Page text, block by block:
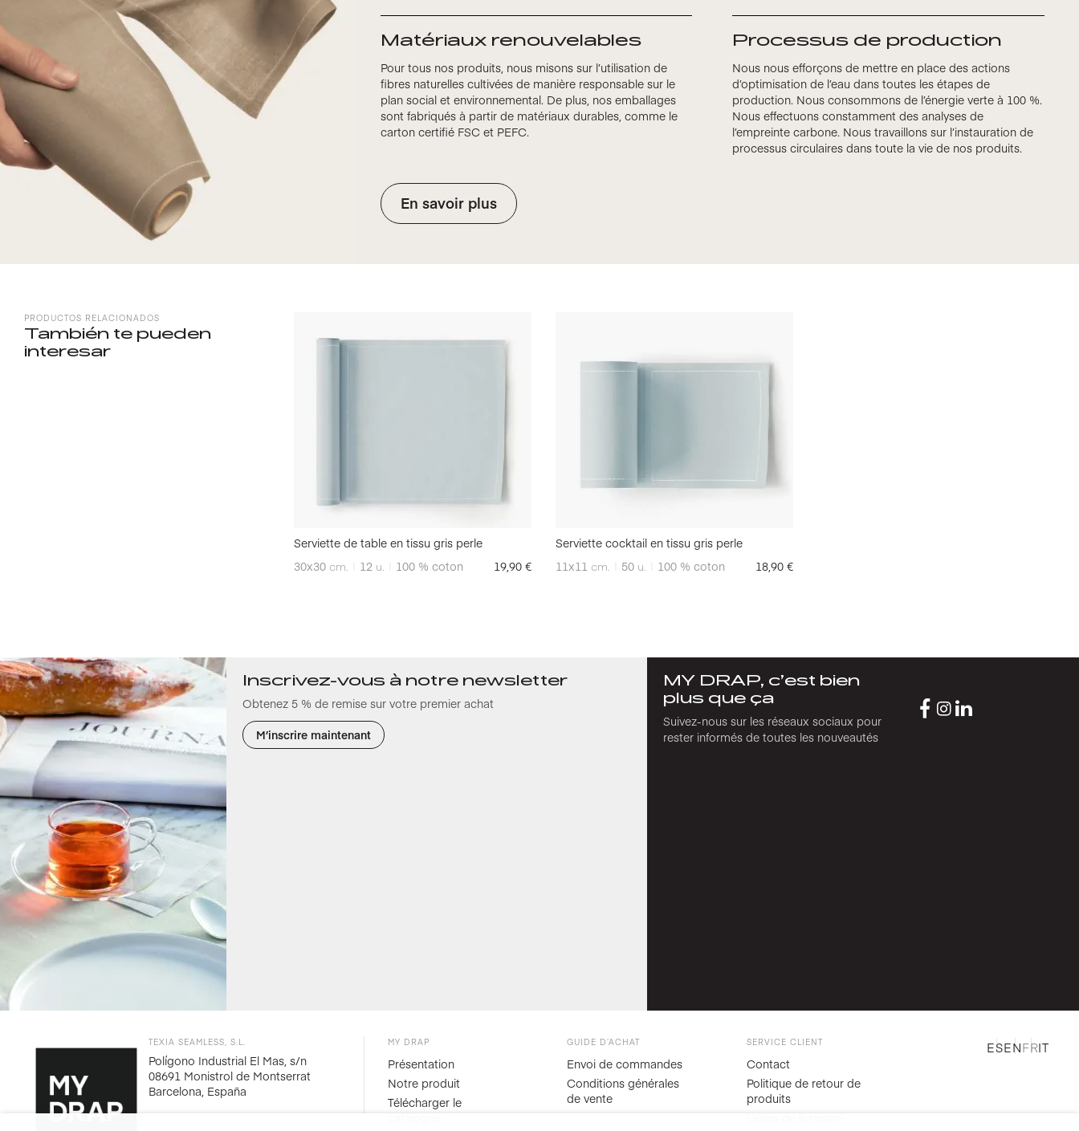
Matériaux renouvelables
Pour tous nos produits, nous misons sur l’utilisation de
fibres naturelles cultivées de manière responsable sur le
plan social et environnemental. De plus, nos emballages
sont fabriqués à partir de matériaux durables, comme le
carton certifié FSC et PEFC.
Processus de production
Nous nous efforçons de mettre en place des actions
d’optimisation de l’eau dans toutes les étapes de
production. Nous consommons de l’énergie verte à 100 %.
Nous effectuons constamment des analyses de
l’empreinte carbone. Nous travaillons sur l’instauration de
processus circulaires dans toute la vie de nos produits.
En savoir plus
PRODUCTOS RELACIONADOS
También te pueden
interesar
Serviette de table en tissu gris perle
30x30 cm. 12 u. 100 % coton 19,90 €
Serviette cocktail en tissu gris perle
11x11 cm. 50 u. 100 % coton 18,90 €
Inscrivez-vous à notre newsletter
Obtenez 5 % de remise sur votre premier achat
M’inscrire maintenant
MY DRAP, c’est bien
plus que ça
Suivez-nous sur les réseaux sociaux pour
rester informés de toutes les nouveautés
TEXIA SEAMLESS, S.L.
Polígono Industrial El Mas, s/n
08691 Monistrol de Montserrat
Barcelona, España
MY DRAP
Présentation
Notre produit
Télécharger le
GUIDE D’ACHAT
Envoi de commandes
Conditions générales
de vente
SERVICE CLIENT
Contact
Politique de retour de
produits
ESENFRIT